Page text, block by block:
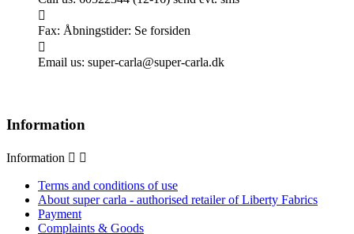

Fax: Åbningstider: Se forsiden

Email us: super-carla@super-carla.dk
Information
Information  
Terms and conditions of use
About super carla - authorised retailer of Liberty Fabrics
Payment
Complaints & Goods